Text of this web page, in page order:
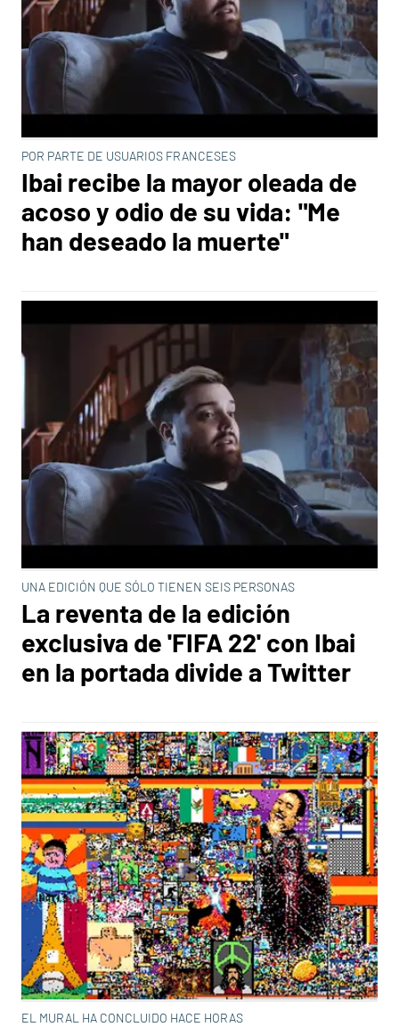
POR PARTE DE USUARIOS FRANCESES
Ibai recibe la mayor oleada de
acoso y odio de su vida: "Me
han deseado la muerte"
UNA EDICIÓN QUE SÓLO TIENEN SEIS PERSONAS
La reventa de la edición
exclusiva de 'FIFA 22' con Ibai
en la portada divide a Twitter
EL MURAL HA CONCLUIDO HACE HORAS